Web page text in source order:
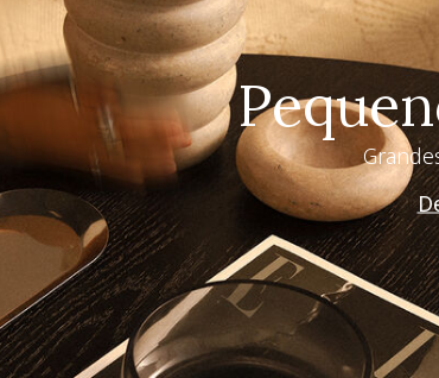
Especial
Westwing +